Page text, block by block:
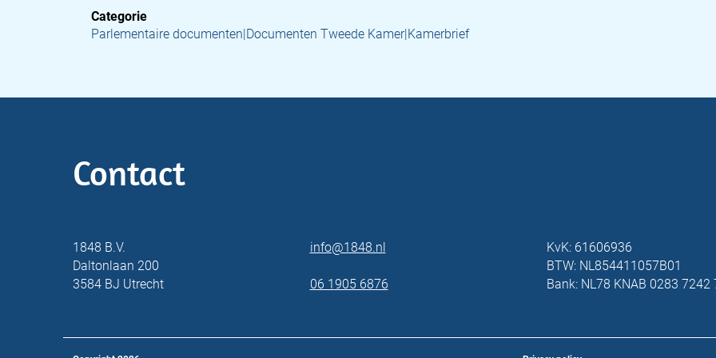
Categorie
Parlementaire documenten|Documenten Tweede Kamer|Kamerbrief
Contact
1848 B.V.
Daltonlaan 200
3584 BJ Utrecht
info@1848.nl
06 1905 6876
KvK: 61606936
BTW: NL854411057B01
Bank: NL78 KNAB 0283 7242